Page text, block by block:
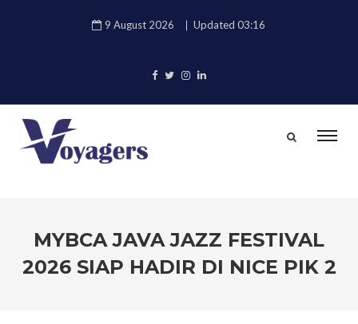
9 August 2026 Updated 03:16
MYBCA JAVA JAZZ FESTIVAL
2026 SIAP HADIR DI NICE PIK 2